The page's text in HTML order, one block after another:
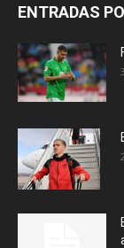
ENTRADAS